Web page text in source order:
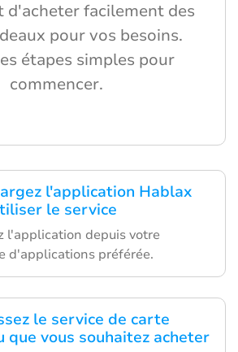
l'application Hablax
le service
l'application depuis votre
d'applications préférée.
le service de carte
que vous souhaitez acheter
facilement des
pour vos besoins.
étapes simples pour
commencer.